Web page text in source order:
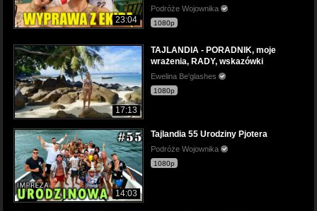
23:04
Podróże Wojownika
1080p
17:13
TAJLANDIA - PORADNIK, moje
wrażenia, RADY, wskazówki
Ewelina Be'glashes
1080p
14:03
Tajlandia 55 Urodziny Pjotera
Podróże Wojownika
1080p